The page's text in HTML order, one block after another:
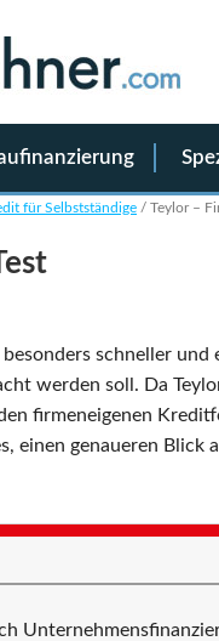
für Selbstständige / Teylor –
schneller
werden soll. Da
firmeneigenen
einen genaueren Blick